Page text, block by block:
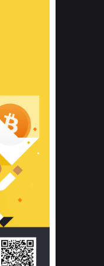
nâng đỡ
dòng
quốc
kích
kiện
tìm hiểu
về tác
con
hơn.
chọn
phòng
gối đệm
mỹ lẫn
cần cân
trọng